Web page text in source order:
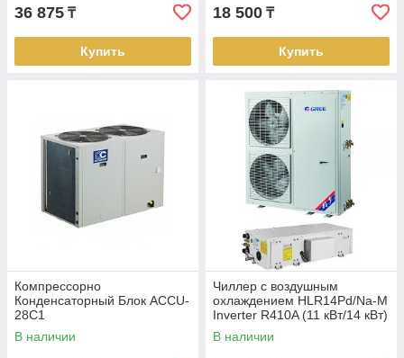
36 875 ₸
Купить
18 500 ₸
Купить
Компрессорно
Конденсаторный Блок ACCU-
28C1
В наличии
Чиллер с воздушным
охлаждением HLR14Pd/Na-M
Inverter R410A (11 кВт/14 кВт)
В наличии